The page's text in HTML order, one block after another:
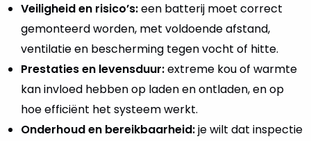
Veiligheid en risico’s:een batterij moet correct
gemonteerd worden, met voldoende afstand,
ventilatie en bescherming tegen vocht of hitte.
Prestaties en levensduur:extreme kou of warmte
kan invloed hebben op laden en ontladen, en op
hoe efficiënt het systeem werkt.
Onderhoud en bereikbaarheid:je wilt dat inspectie